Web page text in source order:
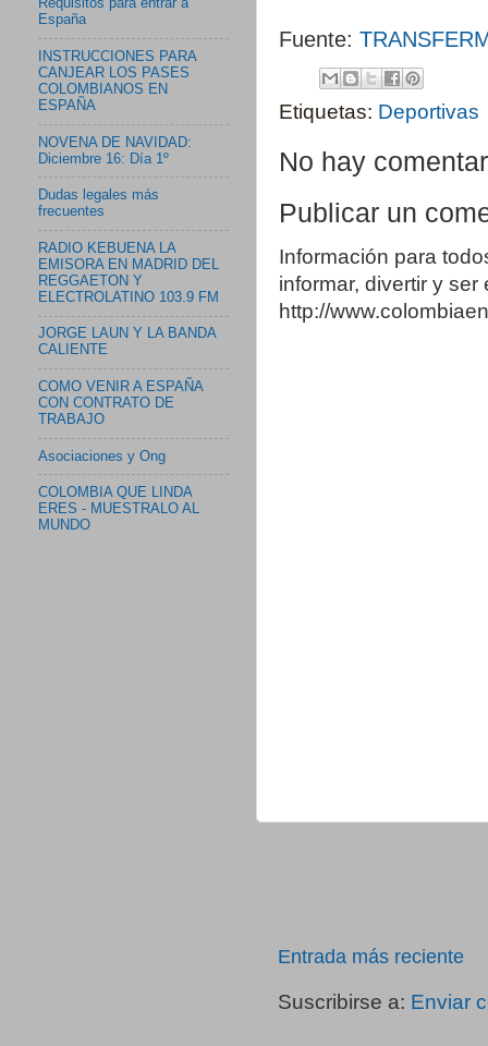
Fuente:
Etiquetas: Deportivas
No hay
Publicar un
Información para
informar, divertir y
http://
Entrada más reciente
Suscribirse a: Enviar
Requisitos para entrar a
España
INSTRUCCIONES PARA
CANJEAR LOS PASES
COLOMBIANOS EN
ESPAÑA
NOVENA DE NAVIDAD:
Diciembre 16: Día 1º
Dudas legales más
frecuentes
RADIO KEBUENA LA
EMISORA EN MADRID DEL
REGGAETON Y
ELECTROLATINO 103.9 FM
JORGE LAUN Y LA BANDA
CALIENTE
COMO VENIR A ESPAÑA
CON CONTRATO DE
TRABAJO
Asociaciones y Ong
COLOMBIA QUE LINDA
ERES - MUESTRALO AL
MUNDO